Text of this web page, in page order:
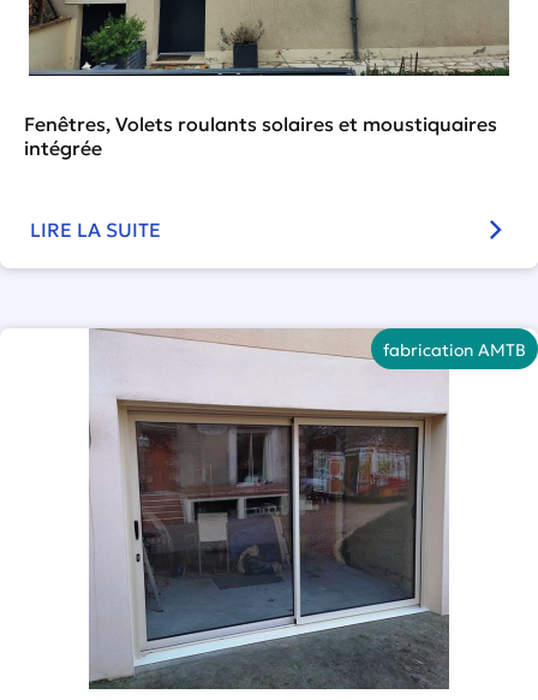
Fenêtres, Volets roulants solaires et moustiquaires
intégrée
LIRE LA SUITE
fabrication AMTB